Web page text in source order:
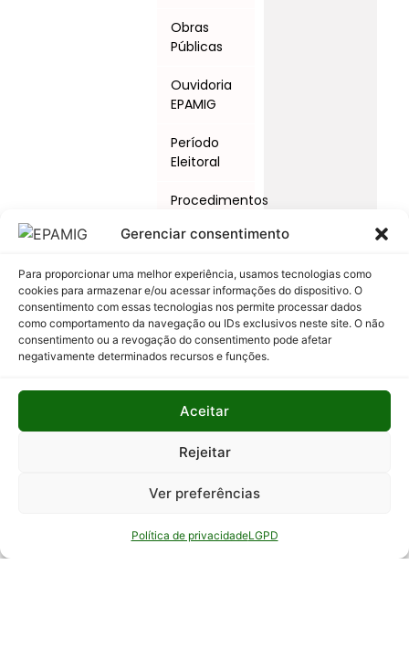
Gerenciar consentimento
Para proporcionar uma melhor experiência, usamos tecnologias como
cookies para armazenar e/ou acessar informações do dispositivo. O
consentimento com essas tecnologias nos permite processar dados
como comportamento da navegação ou IDs exclusivos neste site. O não
consentimento ou a revogação do consentimento pode afetar
negativamente determinados recursos e funções.
Aceitar
Rejeitar
Ver preferências
Política de privacidadeLGPD
Obras
Públicas
Ouvidoria
EPAMIG
Período
Eleitoral
Procedimentos
e Ações
Relatório
Anual de
Atividades
Auditoria
Interna
Relatório
Informação
ao Cidadão